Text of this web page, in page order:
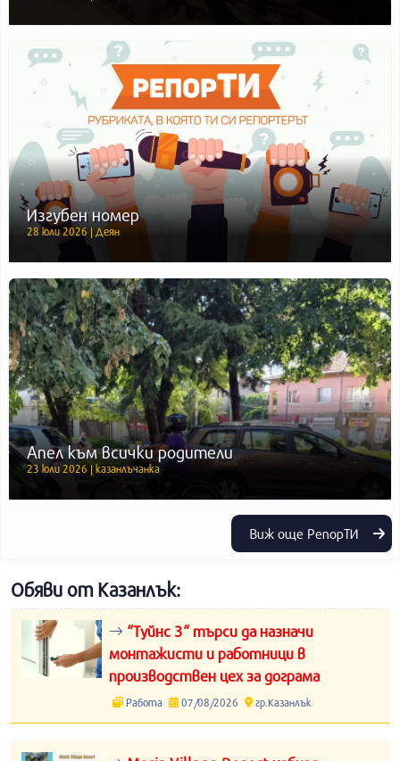
Изгубен номер
28 юли 2026 | Деян
Апел към всички родители
23 юли 2026 | казанлъчанка
Виж още РепорТИ
Обяви от Казанлък:
“Туйнс 3“ търси да назначи
монтажисти и работници в
производствен цех за дограма
Работа 07/08/2026 гр.Казанлък